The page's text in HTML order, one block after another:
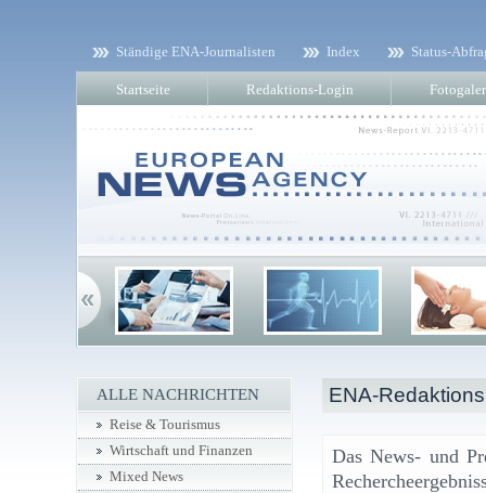
Ständige ENA-Journalisten Index Status-
Startseite Redaktions-Login
ENA-
Das News- und
ALLE NACHRICHTEN
Reise & Tourismus
Wirtschaft und Finanzen
Mixed News